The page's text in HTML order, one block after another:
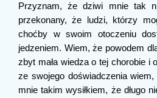
Przyznam, że dziwi mnie tak
przekonany, że ludzi, którzy
choćby w swoim otoczeniu
jedzeniem. Wiem, że powodem
zbyt mała wiedza o tej chorobie
ze swojego doświadczenia
mnie takim wysiłkiem, że długo